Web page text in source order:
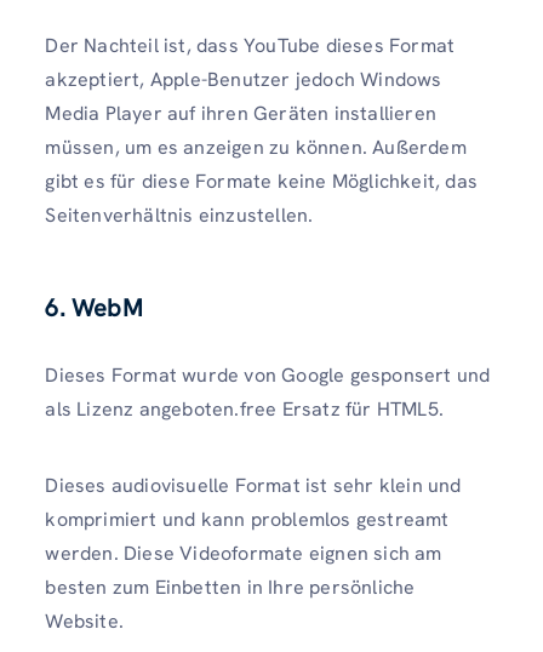
Der Nachteil ist, dass YouTube dieses Format
akzeptiert, Apple-Benutzer jedoch Windows
Media Player auf ihren Geräten installieren
müssen, um es anzeigen zu können. Außerdem
gibt es für diese Formate keine Möglichkeit, das
Seitenverhältnis einzustellen.
6. WebM
Dieses Format wurde von Google gesponsert und
als Lizenz angeboten.free Ersatz für HTML5.
Dieses audiovisuelle Format ist sehr klein und
komprimiert und kann problemlos gestreamt
werden. Diese Videoformate eignen sich am
besten zum Einbetten in Ihre persönliche
Website.